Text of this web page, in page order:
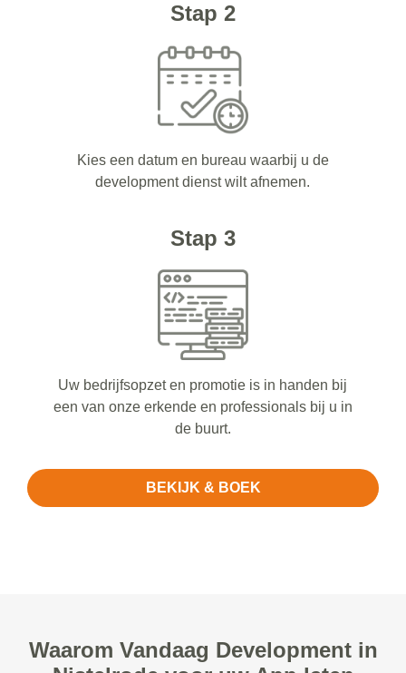
Stap 2
Kies een datum en bureau waarbij u de
development dienst wilt afnemen.
Stap 3
Uw bedrijfsopzet en promotie is in handen bij
een van onze erkende en professionals bij u in
de buurt.
BEKIJK & BOEK
Waarom Vandaag Development in